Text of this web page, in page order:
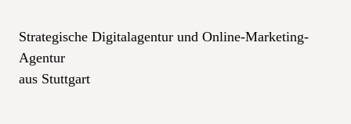
Strategische Digitalagentur und Online-Marketing-
Agentur
aus Stuttgart